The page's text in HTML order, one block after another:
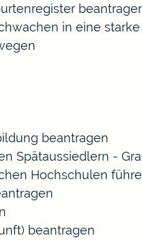
in eine
beantragen
Spätaussiedlern -
Hochschulen
beantragen